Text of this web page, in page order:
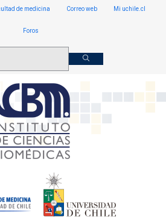
de medicina Correo web Mi uchile.cl
Foros